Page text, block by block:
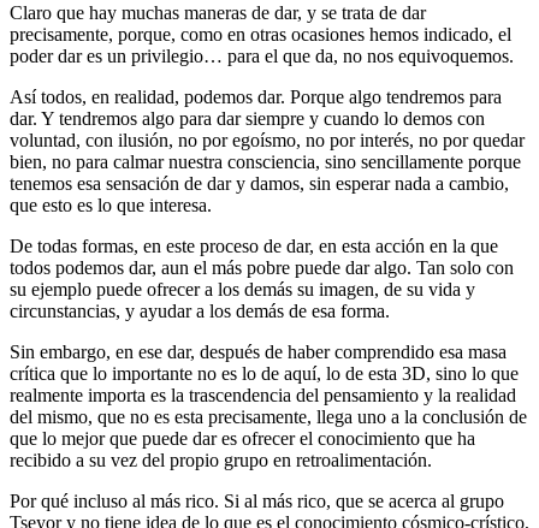
Claro que hay muchas maneras de dar, y se trata de dar
precisamente, porque, como en otras ocasiones hemos indicado, el
poder dar es un privilegio… para el que da, no nos equivoquemos.
Así todos, en realidad, podemos dar. Porque algo tendremos para
dar. Y tendremos algo para dar siempre y cuando lo demos con
voluntad, con ilusión, no por egoísmo, no por interés, no por quedar
bien, no para calmar nuestra consciencia, sino sencillamente porque
tenemos esa sensación de dar y damos, sin esperar nada a cambio,
que esto es lo que interesa.
De todas formas, en este proceso de dar, en esta acción en la que
todos podemos dar, aun el más pobre puede dar algo. Tan solo con
su ejemplo puede ofrecer a los demás su imagen, de su vida y
circunstancias, y ayudar a los demás de esa forma.
Sin embargo, en ese dar, después de haber comprendido esa masa
crítica que lo importante no es lo de aquí, lo de esta 3D, sino lo que
realmente importa es la trascendencia del pensamiento y la realidad
del mismo, que no es esta precisamente, llega uno a la conclusión de
que lo mejor que puede dar es ofrecer el conocimiento que ha
recibido a su vez del propio grupo en retroalimentación.
Por qué incluso al más rico. Si al más rico, que se acerca al grupo
Tseyor y no tiene idea de lo que es el conocimiento cósmico-crístico,